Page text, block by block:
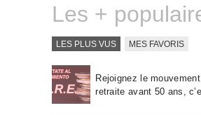
Les +
LES PLUS VUS MES FAVORIS
Rejoignez le
retraite avant 50 ans,